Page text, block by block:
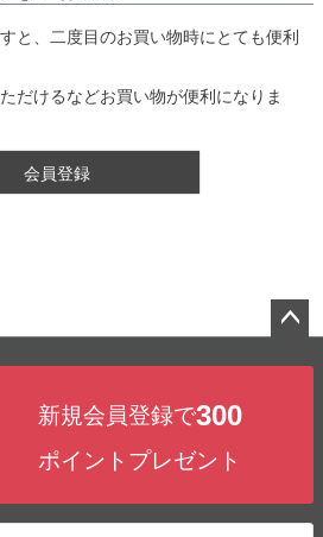
と、二度目のお買い物時にとても便利
だけるなどお買い物が便利になりま
会員登録
新規会員登録で300
ポイントプレゼント